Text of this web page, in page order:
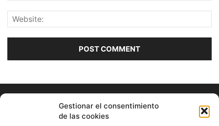
Gestionar el consentimiento
de las cookies